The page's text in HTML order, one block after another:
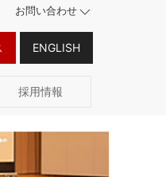
お問い合わせ
ENGLISH
採用情報